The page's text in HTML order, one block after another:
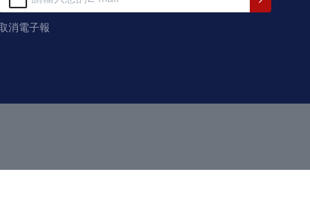
消電子報